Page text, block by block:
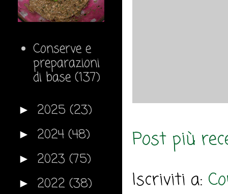
Post più
Iscriviti a:
Conserve e
preparazioni
di base (137)
► 2025 (23)
► 2024 (48)
► 2023 (75)
► 2022 (38)